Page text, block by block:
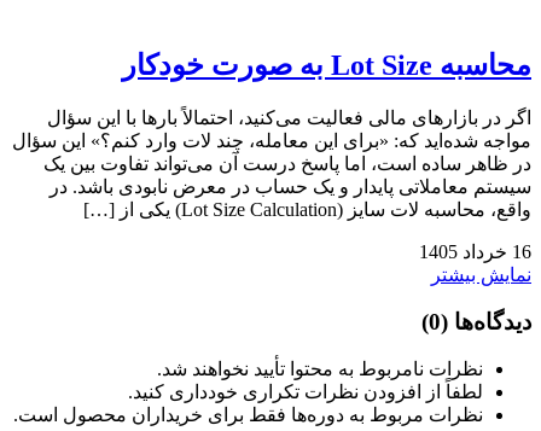
محاسبه Lot Size به صورت خودکار
اگر در بازارهای مالی فعالیت می‌کنید، احتمالاً بارها با این سؤال
مواجه شده‌اید که: «برای این معامله، چند لات وارد کنم؟» این سؤال
در ظاهر ساده است، اما پاسخ درست آن می‌تواند تفاوت بین یک
سیستم معاملاتی پایدار و یک حساب در معرض نابودی باشد. در
واقع، محاسبه لات سایز (Lot Size Calculation) یکی از […]
16 خرداد 1405
نمایش بیشتر
دیدگاه‌ها (0)
نظرات نامربوط به محتوا تأیید نخواهند شد.
لطفاً از افزودن نظرات تکراری خودداری کنید.
نظرات مربوط به دوره‌ها فقط برای خریداران محصول است.